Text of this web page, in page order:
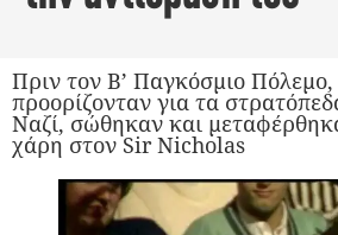
Πριν τον Β’ Παγκόσμιο Πόλεμο,
προορίζονταν για τα
Ναζί, σώθηκαν και
χάρη στον Sir Nicholas